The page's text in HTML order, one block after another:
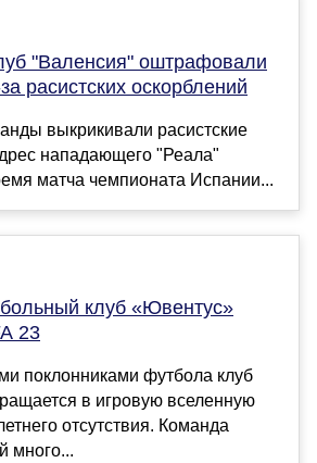
"Валенсия" оштрафовали
расистских оскорблений
выкрикивали расистские
нападающего "Реала"
матча чемпионата Испании...
клуб «Ювентус»
23
поклонниками футбола клуб
в игровую вселенную
отсутствия. Команда
много...